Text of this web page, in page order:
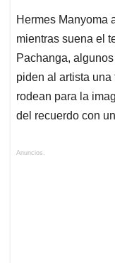
Hermes Manyoma
mientras suena el
Pachanga,
piden al artista
rodean para la
del recuerdo con
Anuncios.